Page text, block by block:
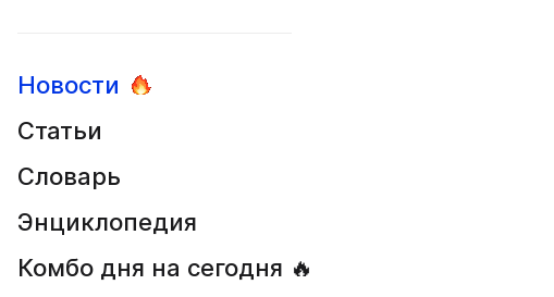
Новости
Статьи
Словарь
Энциклопедия
Комбо дня на сегодня 🔥